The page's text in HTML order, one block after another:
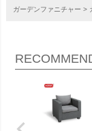
ガーデンファニチャー